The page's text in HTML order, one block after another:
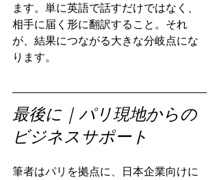
ます。単に英語で話すだけではなく、
相手に届く形に翻訳すること。それ
が、結果につながる大きな分岐点にな
ります。
最後に｜パリ現地からの
ビジネスサポート
筆者はパリを拠点に、日本企業向けに